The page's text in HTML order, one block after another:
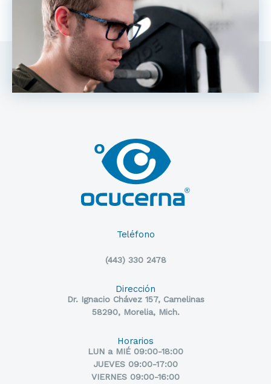
Teléfono
(443) 330 2478
Dirección
Dr. Ignacio Chávez 157, Camelinas
58290, Morelia, Mich.
Horarios
LUN a MIÉ 09:00-18:00
JUEVES 09:00-17:00
VIERNES 09:00-16:00